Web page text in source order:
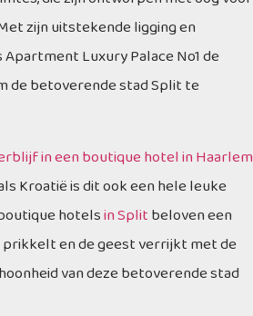
zijn uitstekende ligging en
Luxury Palace No1 de
de betoverende stad Split te
in een boutique hotel in Haarlem
Kroatië is dit ook een hele leuke
hotelsin Splitbeloven een
en de geest verrijkt met de
van deze betoverende stad